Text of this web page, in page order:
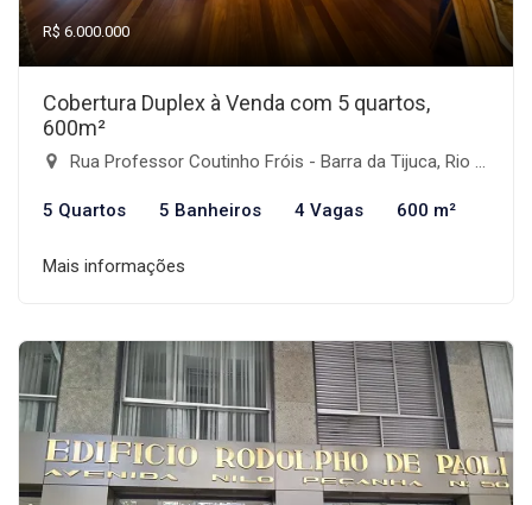
R$ 6.000.000
Cobertura Duplex à Venda com 5 quartos,
600m²
Rua Professor Coutinho Fróis - Barra da Tijuca, Rio de Janeiro-RJ
5 Quartos 5 Banheiros 4 Vagas 600 m²
Mais informações